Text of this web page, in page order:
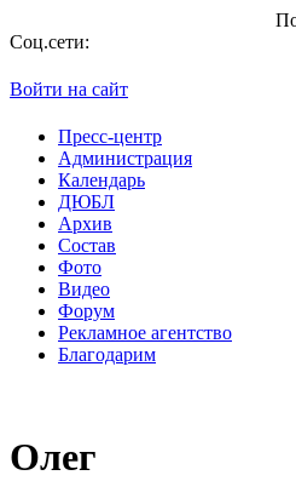
По
Соц.сети:
Войти на сайт
Пресс-центр
Администрация
Календарь
ДЮБЛ
Архив
Состав
Фото
Видео
Форум
Рекламное агентство
Благодарим
Олег